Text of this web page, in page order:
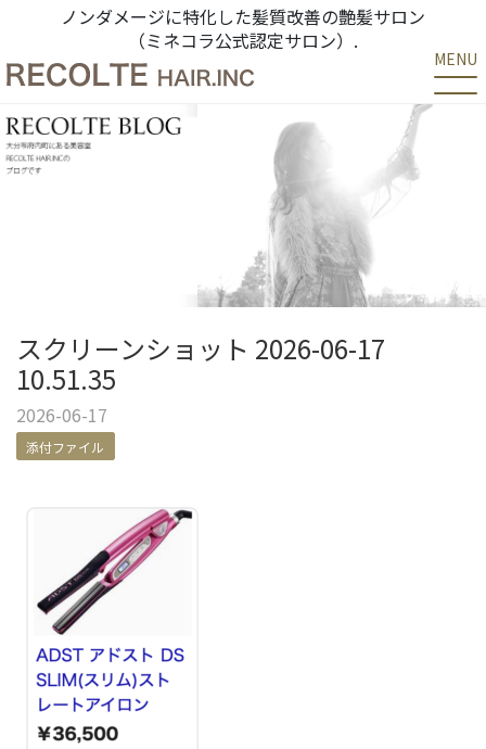
ノンダメージに特化した髪質改善の艶髪サロン
（ミネコラ公式認定サロン）.
MENU
スクリーンショット 2026-06-17
10.51.35
2026-06-17
添付ファイル